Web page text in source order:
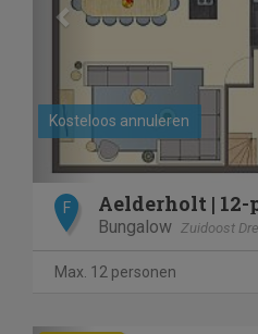
Kosteloos annuleren
F
Bungalow Zuidoost
Max. 12 personen